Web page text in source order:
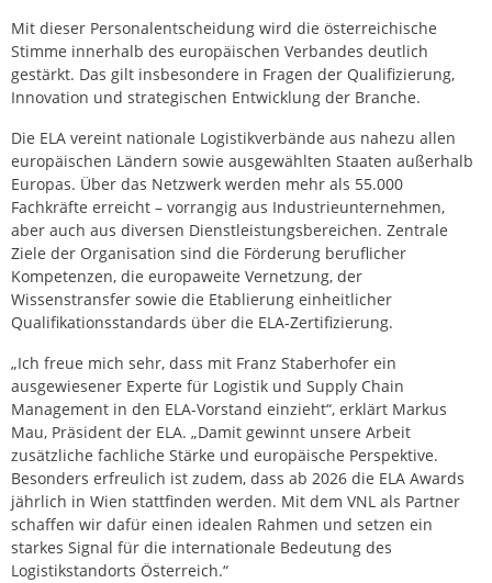
Mit dieser Personalentscheidung wird die österreichische
Stimme innerhalb des europäischen Verbandes deutlich
gestärkt. Das gilt insbesondere in Fragen der Qualifizierung,
Innovation und strategischen Entwicklung der Branche.
Die ELA vereint nationale Logistikverbände aus nahezu allen
europäischen Ländern sowie ausgewählten Staaten außerhalb
Europas. Über das Netzwerk werden mehr als 55.000
Fachkräfte erreicht – vorrangig aus Industrieunternehmen,
aber auch aus diversen Dienstleistungsbereichen. Zentrale
Ziele der Organisation sind die Förderung beruflicher
Kompetenzen, die europaweite Vernetzung, der
Wissenstransfer sowie die Etablierung einheitlicher
Qualifikationsstandards über die ELA-Zertifizierung.
„Ich freue mich sehr, dass mit Franz Staberhofer ein
ausgewiesener Experte für Logistik und Supply Chain
Management in den ELA-Vorstand einzieht“, erklärt Markus
Mau, Präsident der ELA. „Damit gewinnt unsere Arbeit
zusätzliche fachliche Stärke und europäische Perspektive.
Besonders erfreulich ist zudem, dass ab 2026 die ELA Awards
jährlich in Wien stattfinden werden. Mit dem VNL als Partner
schaffen wir dafür einen idealen Rahmen und setzen ein
starkes Signal für die internationale Bedeutung des
Logistikstandorts Österreich.“